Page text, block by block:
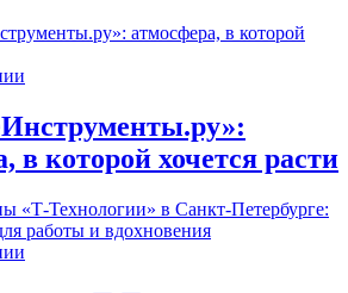
в которой хочется расти